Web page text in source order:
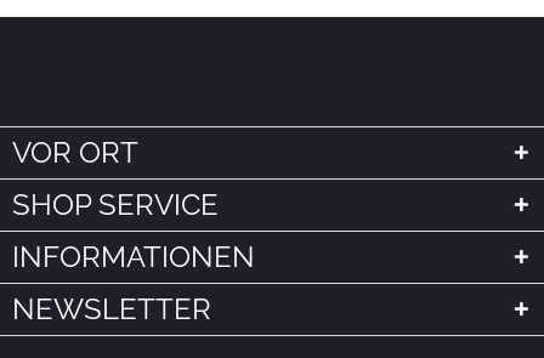
VOR ORT
SHOP SERVICE
INFORMATIONEN
NEWSLETTER